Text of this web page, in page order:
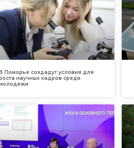
В Поморье создадут условия для
научных кадров среди